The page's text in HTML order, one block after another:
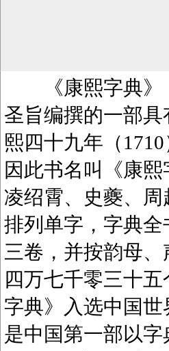
《康熙字典》，
圣旨编撰的一部
熙四十九年（
因此书名叫《康
凌绍霄、史夔、
排列单字，字典
三卷，并按韵母
四万七千零三十
字典》入选中国
是中国第一部以